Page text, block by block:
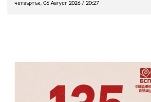
четвъртък, 06 Август 2026 / 20:27